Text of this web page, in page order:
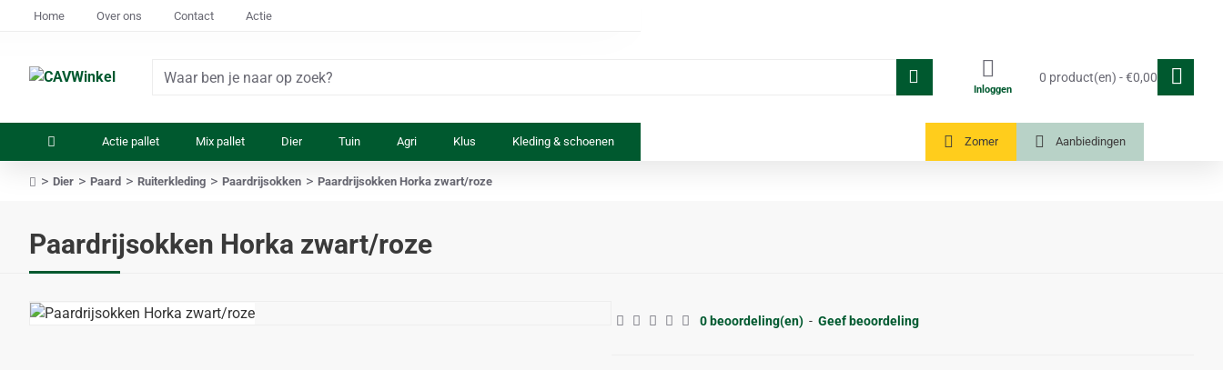
Home Over ons Contact Actie
Waar
op
Inloggen
0 product(en) - €0,00
Actie pallet Mix pallet Dier Tuin Agri Klus Kleding & schoenen Zomer Aanbiedingen
Paardrijsokken Horka zwart/roze
Dier Paard Ruiterkleding Paardrijsokken Paardrijsokken Horka zwart/roze
0 beoordeling(en) - Geef beoordeling